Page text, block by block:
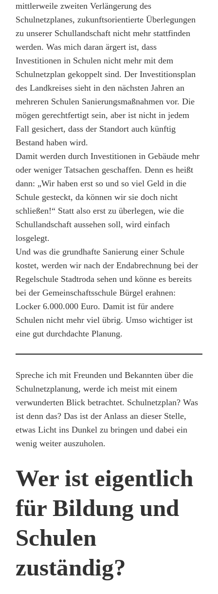
mittlerweile zweiten Verlängerung des
Schulnetzplanes, zukunftsorientierte Überlegungen
zu unserer Schullandschaft nicht mehr stattfinden
werden. Was mich daran ärgert ist, dass
Investitionen in Schulen nicht mehr mit dem
Schulnetzplan gekoppelt sind. Der Investitionsplan
des Landkreises sieht in den nächsten Jahren an
mehreren Schulen Sanierungsmaßnahmen vor. Die
mögen gerechtfertigt sein, aber ist nicht in jedem
Fall gesichert, dass der Standort auch künftig
Bestand haben wird.
Damit werden durch Investitionen in Gebäude mehr
oder weniger Tatsachen geschaffen. Denn es heißt
dann: „Wir haben erst so und so viel Geld in die
Schule gesteckt, da können wir sie doch nicht
schließen!“ Statt also erst zu überlegen, wie die
Schullandschaft aussehen soll, wird einfach
losgelegt.
Und was die grundhafte Sanierung einer Schule
kostet, werden wir nach der Endabrechnung bei der
Regelschule Stadtroda sehen und könne es bereits
bei der Gemeinschaftsschule Bürgel erahnen:
Locker 6.000.000 Euro. Damit ist für andere
Schulen nicht mehr viel übrig. Umso wichtiger ist
eine gut durchdachte Planung.
Spreche ich mit Freunden und Bekannten über die
Schulnetzplanung, werde ich meist mit einem
verwunderten Blick betrachtet. Schulnetzplan? Was
ist denn das? Das ist der Anlass an dieser Stelle,
etwas Licht ins Dunkel zu bringen und dabei ein
wenig weiter auszuholen.
Wer ist eigentlich
für Bildung und
Schulen
zuständig?